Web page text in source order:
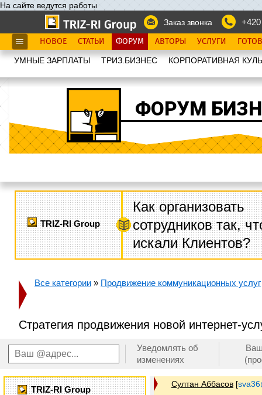
На сайте ведутся работы
Заказ звонка
НОВОЕ СТАТЬИ ФОРУМ АВТОРЫ УСЛУГИ
УМНЫЕ ЗАРПЛАТЫ ТРИЗ.БИЗНЕС КОРПОРАТИВНАЯ
ФОРУМ
TRIZ-RI Group
Как организовать
сотрудников так,
искали Клиентов?
Все категории » Продвижение коммуникационных услуг
Стратегия продвижения новой интернет-
Уведомлять об
изменениях
TRIZ-RI Group
Султан Аббасов [